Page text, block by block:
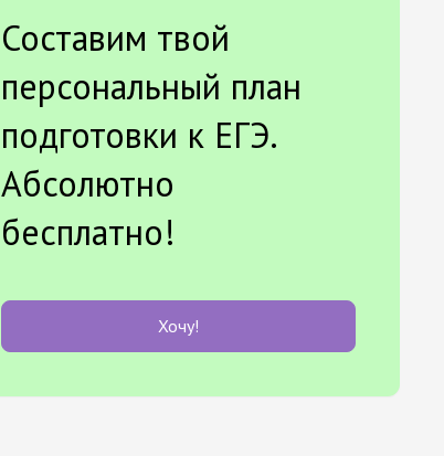
Составим твой
персональный план
подготовки к ЕГЭ.
Абсолютно
бесплатно!
Хочу!